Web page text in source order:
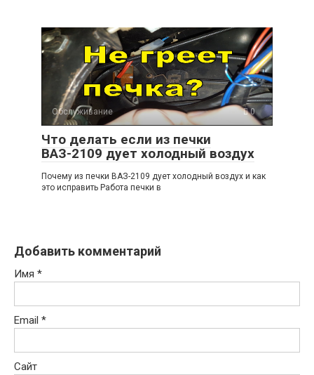
Обслуживание 0
Что делать если из печки
ВАЗ-2109 дует холодный воздух
Почему из печки ВАЗ-2109 дует холодный воздух и как
это исправить Работа печки в
Добавить комментарий
Имя *
Email *
Сайт